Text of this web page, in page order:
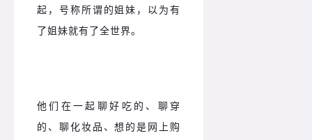
起，号称所谓的姐妹，以为有
了姐妹就有了全世界。
他们在一起聊好吃的、聊穿
的、聊化妆品、想的是网上购